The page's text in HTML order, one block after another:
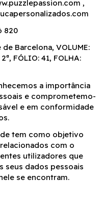
,
820
Barcelona, VOLUME:
FÓLIO: 41, FOLHA:
a importância
e comprometemo-
e em conformidade
tem como objetivo
com o
utilizadores que
seus dados pessoais
se encontram.